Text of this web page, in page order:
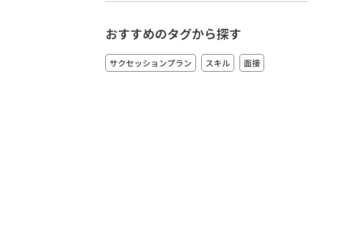
おすすめのタグから探す
サクセッションプラン スキル 面接